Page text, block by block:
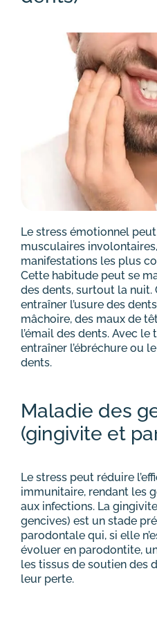
Le stress émotionnel
musculaires
manifestations les plus
Cette habitude peut se
des dents, surtout la
entraîner l’usure des
mâchoire, des maux de
l’émail des dents. Avec
entraîner l’ébréchure ou
dents.
Maladie des
(gingivite et
Le stress peut réduire
immunitaire, rendant les
aux infections. La
gencives) est un stade
parodontale qui, si elle
évoluer en parodontite,
les tissus de soutien des
leur perte.